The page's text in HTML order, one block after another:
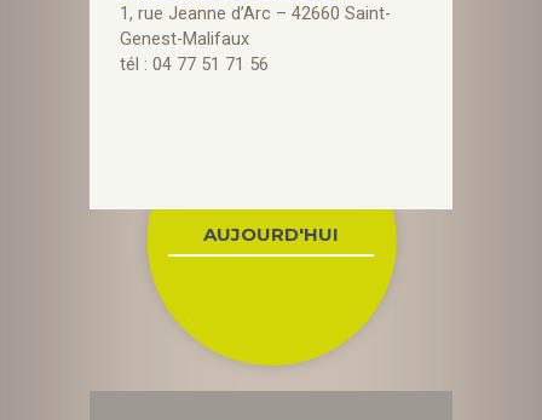
1, rue Jeanne d’Arc – 42660 Saint-
Genest-Malifaux
tél : 04 77 51 71 56
AUJOURD'HUI